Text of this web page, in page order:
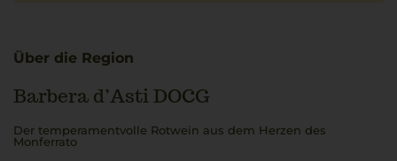
Über die Region
Barbera d’Asti DOCG
Der temperamentvolle Rotwein aus dem Herzen des
Monferrato